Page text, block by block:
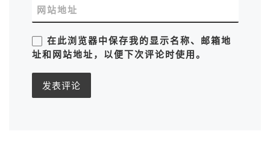
网站地址
在此浏览器中保存我的显示名称、邮箱地
址和网站地址，以便下次评论时使用。